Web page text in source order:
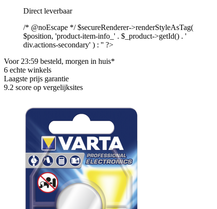
Direct leverbaar
/* @noEscape */ $secureRenderer->renderStyleAsTag(
$position, 'product-item-info_' . $_product->getId() . '
div.actions-secondary' ) : '' ?>
Voor 23:59 besteld, morgen in huis*
6 echte winkels
Laagste prijs garantie
9.2 score op vergelijksites